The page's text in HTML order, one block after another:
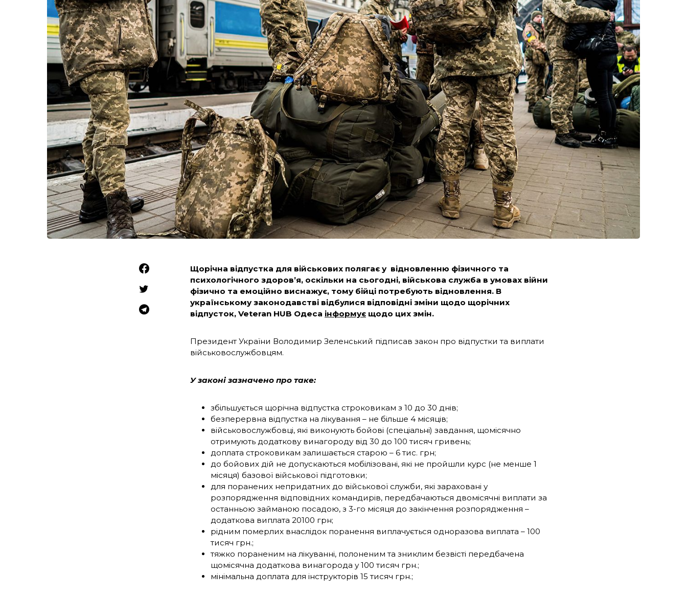
Щорічна відпустка для військових полягає у відновленню фізичного та
психологічного здоров’я, оскільки на сьогодні, військова служба в умовах війни
фізично та емоційно виснажує, тому бійці потребують відновлення. В
українському законодавстві відбулися відповідні зміни щодо щорічних
відпусток, Veteran HUB Одеса інформує щодо цих змін.
Президент України Володимир Зеленський підписав закон про відпустки та виплати
військовослужбовцям.
У законі зазначено про таке:
збільшується щорічна відпустка строковикам з 10 до 30 днів;
безперервна відпустка на лікування – не більше 4 місяців;
військовослужбовці, які виконують бойові (спеціальні) завдання, щомісячно
отримують додаткову винагороду від 30 до 100 тисяч гривень;
доплата строковикам залишається старою – 6 тис. грн;
до бойових дій не допускаються мобілізовані, які не пройшли курс (не менше 1
місяця) базової військової підготовки;
для поранених непридатних до військової служби, які зараховані у
розпорядження відповідних командирів, передбачаються двомісячні виплати за
останньою займаною посадою, з 3-го місяця до закінчення розпорядження –
додаткова виплата 20100 грн;
рідним померлих внаслідок поранення виплачується одноразова виплата – 100
тисяч грн.;
тяжко пораненим на лікуванні, полоненим та зниклим безвісті передбачена
щомісячна додаткова винагорода у 100 тисяч грн.;
мінімальна доплата для інструкторів 15 тисяч грн.;